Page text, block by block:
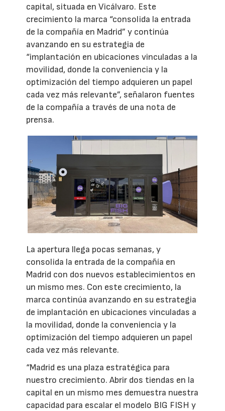
capital, situada en Vicálvaro. Este
crecimiento la marca “consolida la entrada
de la compañía en Madrid” y continúa
avanzando en su estrategia de
“implantación en ubicaciones vinculadas a la
movilidad, donde la conveniencia y la
optimización del tiempo adquieren un papel
cada vez más relevante”, señalaron fuentes
de la compañía a través de una nota de
prensa.
La apertura llega pocas semanas, y
consolida la entrada de la compañía en
Madrid con dos nuevos establecimientos en
un mismo mes. Con este crecimiento, la
marca continúa avanzando en su estrategia
de implantación en ubicaciones vinculadas a
la movilidad, donde la conveniencia y la
optimización del tiempo adquieren un papel
cada vez más relevante.
“Madrid es una plaza estratégica para
nuestro crecimiento. Abrir dos tiendas en la
capital en un mismo mes demuestra nuestra
capacidad para escalar el modelo BIG FISH y